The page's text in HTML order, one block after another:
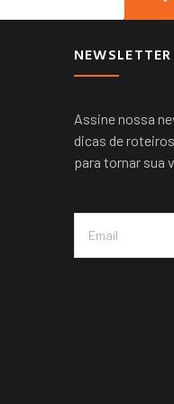
NEWSLETTER
Assine nossa
dicas de
para tornar sua